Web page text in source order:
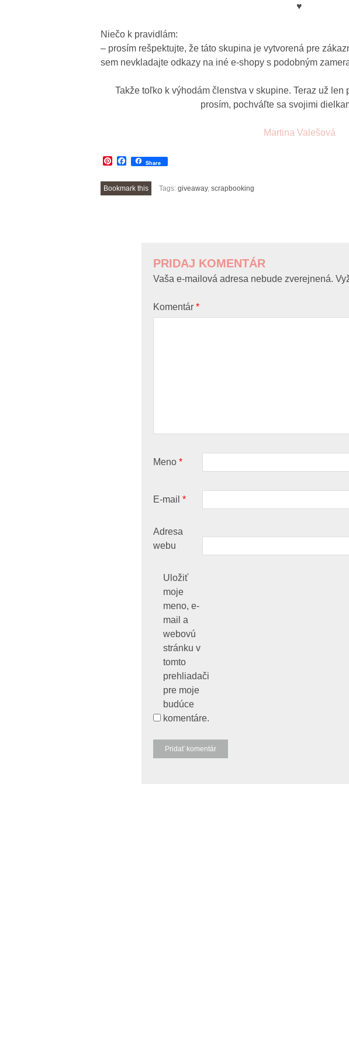
♥
Niečo k pravidlám:
– prosím rešpektujte, že táto skupina je vytvorená pre
sem nevkladajte odkazy na iné e-shopy s podobným
Takže toľko k výhodám členstva v skupine. Teraz už len
prosím, pochváľte sa svojimi
Martina Valešová
Pinterest
Facebook
Share
Bookmark this Tags: giveaway, scrapbooking
PRIDAJ KOMENTÁR
Vaša e-mailová adresa nebude zverejnená.
Komentár *
Meno *
E-mail *
Adresa
webu
Uložiť
moje
meno, e-
mail a
webovú
stránku v
tomto
prehliadači
pre moje
budúce
komentáre.